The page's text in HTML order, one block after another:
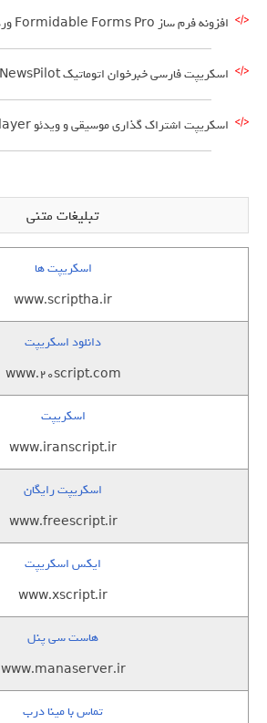
افزونه فرم ساز Formidable Forms Pro وردپرس
اسکریپت فارسی خبرخوان اتوماتیک NewsPilot
اسکریپت اشتراک گذاری موسیقی و ویدئو Media Player
تبلیغات متنی
اسکریپت ها
www.scriptha.ir
دانلود اسکریپت
www.20script.com
اسکریپت
www.iranscript.ir
اسکریپت رایگان
www.freescript.ir
ایکس اسکریپت
www.xscript.ir
هاست سی پنل
www.manaserver.ir
تماس با مینا درب